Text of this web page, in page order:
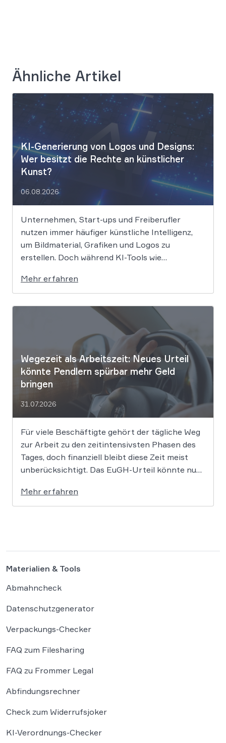
Ähnliche Artikel
KI-Generierung von Logos und Designs:
Wer besitzt die Rechte an künstlicher
Kunst?
06.08.2026
Unternehmen, Start-ups und Freiberufler
nutzen immer häufiger künstliche Intelligenz,
um Bildmaterial, Grafiken und Logos zu
erstellen. Doch während KI-Tools wie
Sekundenschnelle beeindruckende Ergebnisse
liefern, wirft der Einsatz von Algorithmen in der
Kreativbranche komplexe juristische Fragen
auf. Das Urheberrecht, das Markenrecht und
das Patentrecht […]
Mehr erfahren
Wegezeit als Arbeitszeit: Neues Urteil
könnte Pendlern spürbar mehr Geld
bringen
31.07.2026
Für viele Beschäftigte gehört der tägliche Weg
zur Arbeit zu den zeitintensivsten Phasen des
Tages, doch finanziell bleibt diese Zeit meist
unberücksichtigt. Das EuGH-Urteil könnte nun
vielen Arbeitnehmern den Weg zu einer
Vergütung der Wegezeit ebnen. Wer künftig
Mehr erfahren
Materialien & Tools
Abmahncheck
Datenschutzgenerator
Verpackungs-Checker
FAQ zum Filesharing
FAQ zu Frommer Legal
Abfindungsrechner
Check zum Widerrufsjoker
KI-Verordnungs-Checker